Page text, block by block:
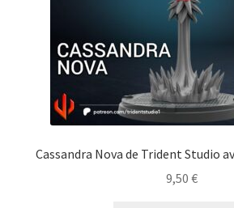
Cassandra Nova de Trident Studio
9,50 €